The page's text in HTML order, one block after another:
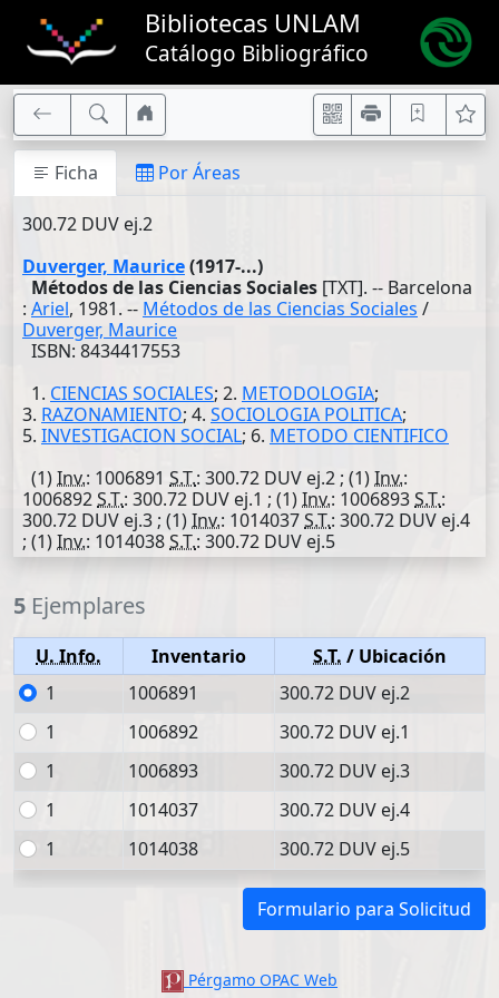
Bibliotecas UNLAM
Catálogo Bibliográfico
Ficha Por Áreas
300.72 DUV ej.2
Duverger, Maurice(1917-...)
Métodos de las Ciencias Sociales [TXT]. -- Barcelona
: Ariel, 1981. -- Métodos de las Ciencias Sociales /
Duverger, Maurice
ISBN: 8434417553
1. CIENCIAS SOCIALES; 2. METODOLOGIA;
3. RAZONAMIENTO; 4. SOCIOLOGIA POLITICA;
5. INVESTIGACION SOCIAL; 6. METODO CIENTIFICO
(1)Inv.: 1006891 S.T.: 300.72 DUV ej.2 ; (1)Inv.:
1006892S.T.: 300.72 DUV ej.1 ; (1)Inv.: 1006893S.T.:
300.72 DUV ej.3 ; (1)Inv.: 1014037S.T.: 300.72 DUV ej.4
; (1)Inv.: 1014038S.T.: 300.72 DUV ej.5
5 Ejemplares
U. Info. Inventario S.T. / Ubicación
1
1006891
300.72 DUV ej.2
1
1006892
300.72 DUV ej.1
1
1006893
300.72 DUV ej.3
1
1014037
300.72 DUV ej.4
1
1014038 300.72 DUV ej.5
Formulario para Solicitud
Pérgamo OPAC Web